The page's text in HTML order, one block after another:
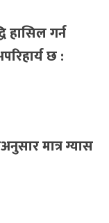
हासिल गर्न
छ :
मात्र ग्यास